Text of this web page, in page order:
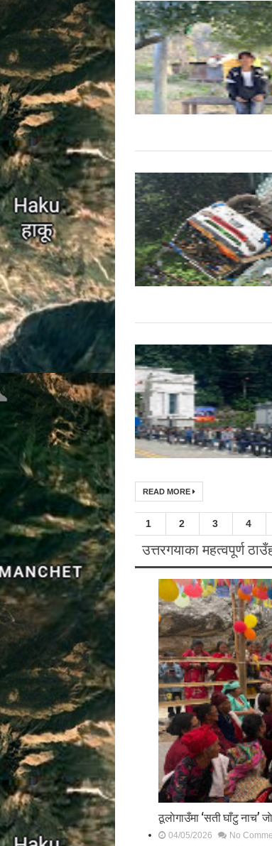
READ MORE
1 2 3 4
उत्तरगयाका महत्वपूर्ण
ठूलाेगाउँमा ‘सती घाँटु नाच’
04/05/2026 No